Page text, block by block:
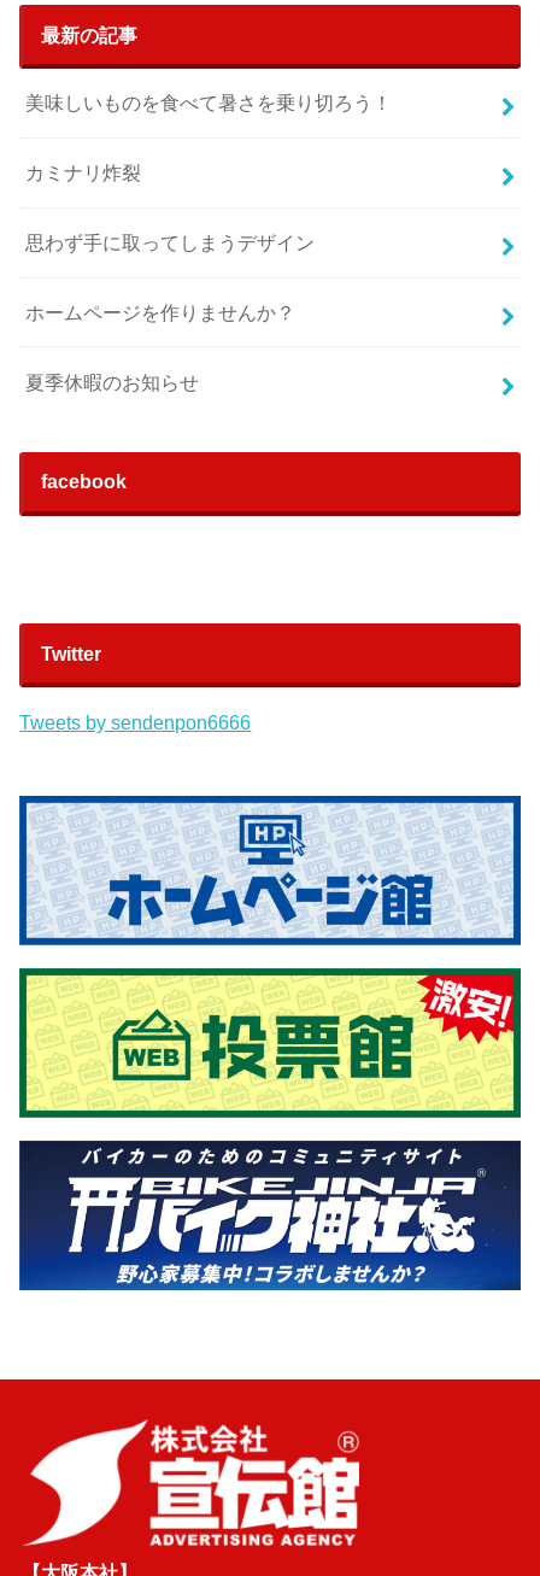
最新の記事
美味しいものを食べて暑さを乗り切ろう！
カミナリ炸裂
思わず手に取ってしまうデザイン
ホームページを作りませんか？
夏季休暇のお知らせ
facebook
Twitter
Tweets by sendenpon6666